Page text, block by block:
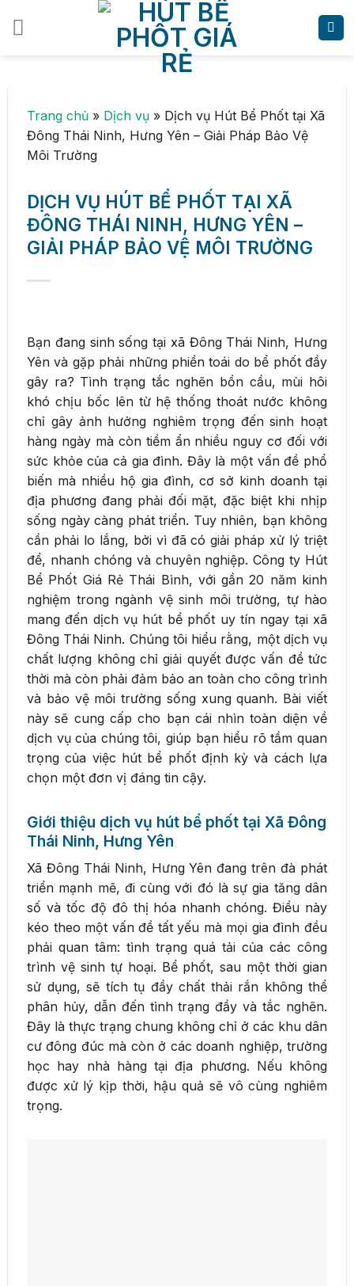
Trang chủ » Dịch vụ » Dịch vụ Hút Bể Phốt tại Xã
Đông Thái Ninh, Hưng Yên – Giải Pháp Bảo Vệ
Môi Trường
DỊCH VỤ HÚT BỂ PHỐT TẠI XÃ
ĐÔNG THÁI NINH, HƯNG YÊN –
GIẢI PHÁP BẢO VỆ MÔI TRƯỜNG
Bạn đang sinh sống tại xã Đông Thái Ninh, Hưng
Yên và gặp phải những phiền toái do bể phốt đầy
gây ra? Tình trạng tắc nghẽn bồn cầu, mùi hôi
khó chịu bốc lên từ hệ thống thoát nước không
chỉ gây ảnh hưởng nghiêm trọng đến sinh hoạt
hàng ngày mà còn tiềm ẩn nhiều nguy cơ đối với
sức khỏe của cả gia đình. Đây là một vấn đề phổ
biến mà nhiều hộ gia đình, cơ sở kinh doanh tại
địa phương đang phải đối mặt, đặc biệt khi nhịp
sống ngày càng phát triển. Tuy nhiên, bạn không
cần phải lo lắng, bởi vì đã có giải pháp xử lý triệt
để, nhanh chóng và chuyên nghiệp. Công ty Hút
Bể Phốt Giá Rẻ Thái Bình, với gần 20 năm kinh
nghiệm trong ngành vệ sinh môi trường, tự hào
mang đến dịch vụ hút bể phốt uy tín ngay tại xã
Đông Thái Ninh. Chúng tôi hiểu rằng, một dịch vụ
chất lượng không chỉ giải quyết được vấn đề tức
thời mà còn phải đảm bảo an toàn cho công trình
và bảo vệ môi trường sống xung quanh. Bài viết
này sẽ cung cấp cho bạn cái nhìn toàn diện về
dịch vụ của chúng tôi, giúp bạn hiểu rõ tầm quan
trọng của việc hút bể phốt định kỳ và cách lựa
chọn một đơn vị đáng tin cậy.
Giới thiệu dịch vụ hút bể phốt tại Xã Đông
Thái Ninh, Hưng Yên
Xã Đông Thái Ninh, Hưng Yên đang trên đà phát
triển mạnh mẽ, đi cùng với đó là sự gia tăng dân
số và tốc độ đô thị hóa nhanh chóng. Điều này
kéo theo một vấn đề tất yếu mà mọi gia đình đều
phải quan tâm: tình trạng quá tải của các công
trình vệ sinh tự hoại. Bể phốt, sau một thời gian
sử dụng, sẽ tích tụ đầy chất thải rắn không thể
phân hủy, dẫn đến tình trạng đầy và tắc nghẽn.
Đây là thực trạng chung không chỉ ở các khu dân
cư đông đúc mà còn ở các doanh nghiệp, trường
học hay nhà hàng tại địa phương. Nếu không
được xử lý kịp thời, hậu quả sẽ vô cùng nghiêm
trọng.